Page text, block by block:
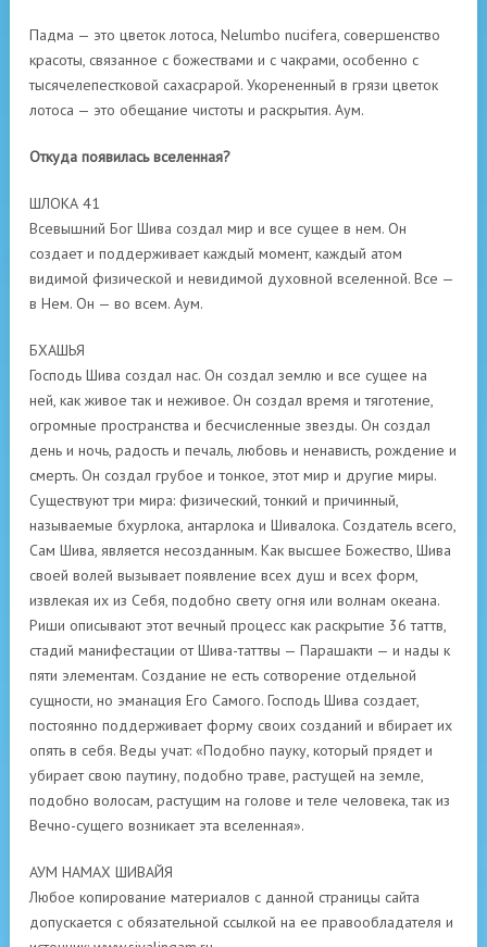
Падма — это цветок лотоса, Nelumbo nucifera, совершенство
красоты, связанное с божествами и с чакрами, особенно с
тысячелепестковой сахасрарой. Укорененный в грязи цветок
лотоса — это обещание чистоты и раскрытия. Аум.
Откуда появилась вселенная?
ШЛОКА 41
Всевышний Бог Шива создал мир и все сущее в нем. Он
создает и поддерживает каждый момент, каждый атом
видимой физической и невидимой духовной вселенной. Все —
в Нем. Он — во всем. Аум.
БХАШЬЯ
Господь Шива создал нас. Он создал землю и все сущее на
ней, как живое так и неживое. Он создал время и тяготение,
огромные пространства и бесчисленные звезды. Он создал
день и ночь, радость и печаль, любовь и ненависть, рождение и
смерть. Он создал грубое и тонкое, этот мир и другие миры.
Существуют три мира: физический, тонкий и причинный,
называемые бхурлока, антарлока и Шивалока. Создатель всего,
Сам Шива, является несозданным. Как высшее Божество, Шива
своей волей вызывает появление всех душ и всех форм,
извлекая их из Себя, подобно свету огня или волнам океана.
Риши описывают этот вечный процесс как раскрытие 36 таттв,
стадий манифестации от Шива-таттвы — Парашакти — и нады к
пяти элементам. Создание не есть сотворение отдельной
сущности, но эманация Его Самого. Господь Шива создает,
постоянно поддерживает форму своих созданий и вбирает их
опять в себя. Веды учат: «Подобно пауку, который прядет и
убирает свою паутину, подобно траве, растущей на земле,
подобно волосам, растущим на голове и теле человека, так из
Вечно-сущего возникает эта вселенная».
АУМ НАМАХ ШИВАЙЯ
Любое копирование материалов с данной страницы сайта
допускается с обязательной ссылкой на ее правообладателя и